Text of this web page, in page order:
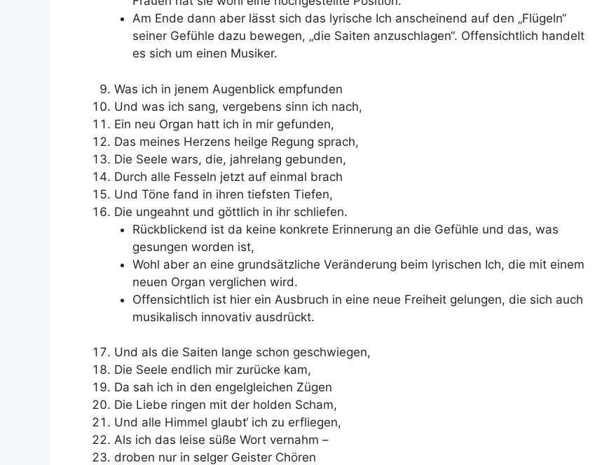
Am Ende dann aber lässt sich das lyrische Ich anscheinend auf den „Flügeln“
seiner Gefühle dazu bewegen, „die Saiten anzuschlagen“. Offensichtlich handelt
es sich um einen Musiker.
Was ich in jenem Augenblick empfunden
Und was ich sang, vergebens sinn ich nach,
Ein neu Organ hatt ich in mir gefunden,
Das meines Herzens heilge Regung sprach,
Die Seele wars, die, jahrelang gebunden,
Durch alle Fesseln jetzt auf einmal brach
Und Töne fand in ihren tiefsten Tiefen,
Die ungeahnt und göttlich in ihr schliefen.
Rückblickend ist da keine konkrete Erinnerung an die Gefühle und das, was
gesungen worden ist,
Wohl aber an eine grundsätzliche Veränderung beim lyrischen Ich, die mit einem
neuen Organ verglichen wird.
Offensichtlich ist hier ein Ausbruch in eine neue Freiheit gelungen, die sich auch
musikalisch innovativ ausdrückt.
Und als die Saiten lange schon geschwiegen,
Die Seele endlich mir zurücke kam,
Da sah ich in den engelgleichen Zügen
Die Liebe ringen mit der holden Scham,
Und alle Himmel glaubt‘ ich zu erfliegen,
Als ich das leise süße Wort vernahm –
droben nur in selger Geister Chören